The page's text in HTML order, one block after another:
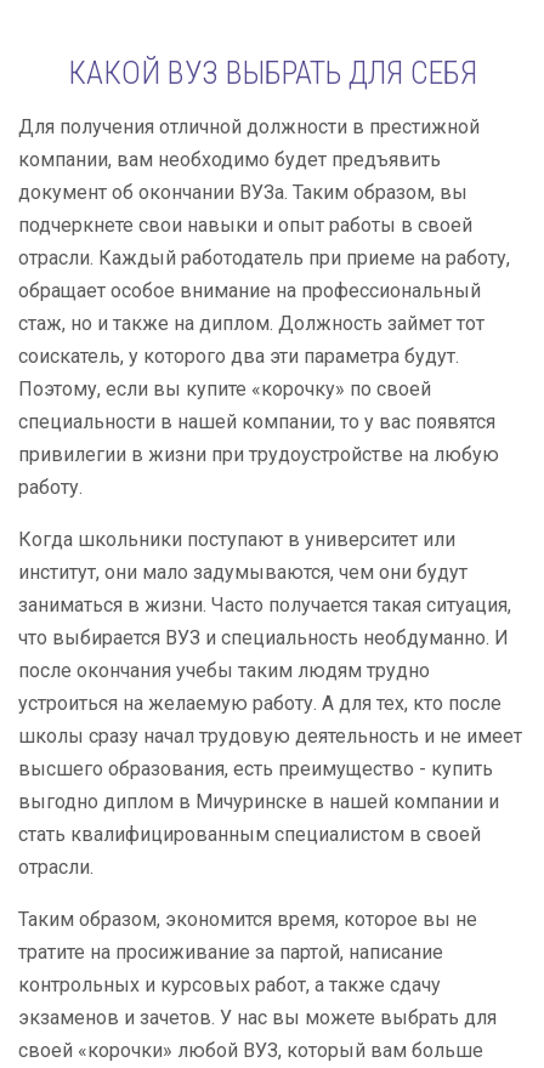
КАКОЙ ВУЗ ВЫБРАТЬ ДЛЯ СЕБЯ
Для получения отличной должности в престижной
компании, вам необходимо будет предъявить
документ об окончании ВУЗа. Таким образом, вы
подчеркнете свои навыки и опыт работы в своей
отрасли. Каждый работодатель при приеме на работу,
обращает особое внимание на профессиональный
стаж, но и также на диплом. Должность займет тот
соискатель, у которого два эти параметра будут.
Поэтому, если вы купите «корочку» по своей
специальности в нашей компании, то у вас появятся
привилегии в жизни при трудоустройстве на любую
работу.
Когда школьники поступают в университет или
институт, они мало задумываются, чем они будут
заниматься в жизни. Часто получается такая ситуация,
что выбирается ВУЗ и специальность необдуманно. И
после окончания учебы таким людям трудно
устроиться на желаемую работу. А для тех, кто после
школы сразу начал трудовую деятельность и не имеет
высшего образования, есть преимущество - купить
выгодно диплом в Мичуринске в нашей компании и
стать квалифицированным специалистом в своей
отрасли.
Таким образом, экономится время, которое вы не
тратите на просиживание за партой, написание
контрольных и курсовых работ, а также сдачу
экзаменов и зачетов. У нас вы можете выбрать для
своей «корочки» любой ВУЗ, который вам больше